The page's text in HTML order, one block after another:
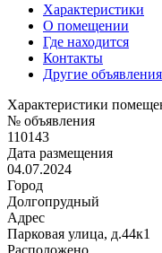
Характеристики
О помещении
Где находится
Контакты
Другие объявления
Характеристики
№ объявления
110143
Дата размещения
04.07.2024
Город
Долгопрудный
Адрес
Парковая улица, д.44к1
Расположено